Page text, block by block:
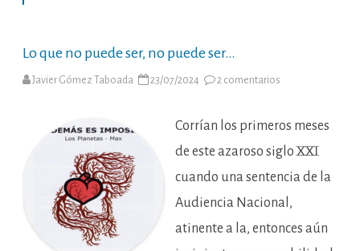
Lo que no puede ser, no puede ser…
Javier Gómez Taboada 23/07/2024 2 comentarios
puede
no
puede
Corrían los primeros meses
de este azaroso siglo XXI
cuando una sentencia de la
Audiencia Nacional,
atinente a la, entonces aún